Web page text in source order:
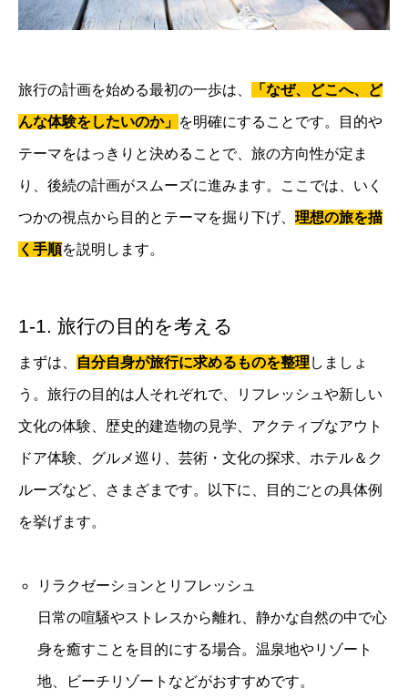
旅行の計画を始める最初の一歩は、 「なぜ、どこへ、ど
んな体験をしたいのか」 を明確にすることです。目的や
テーマをはっきりと決めることで、旅の方向性が定ま
り、後続の計画がスムーズに進みます。ここでは、いく
つかの視点から目的とテーマを掘り下げ、 理想の旅を描
く手順を説明します。
1-1. 旅行の目的を考える
まずは、 自分自身が旅行に求めるものを整理 しましょ
う。旅行の目的は人それぞれで、リフレッシュや新しい
文化の体験、歴史的建造物の見学、アクティブなアウト
ドア体験、グルメ巡り、芸術・文化の探求、ホテル＆ク
ルーズなど、さまざまです。以下に、目的ごとの具体例
を挙げます。
リラクゼーションとリフレッシュ
日常の喧騒やストレスから離れ、静かな自然の中で心
身を癒すことを目的にする場合。温泉地やリゾート
地、ビーチリゾートなどがおすすめです。